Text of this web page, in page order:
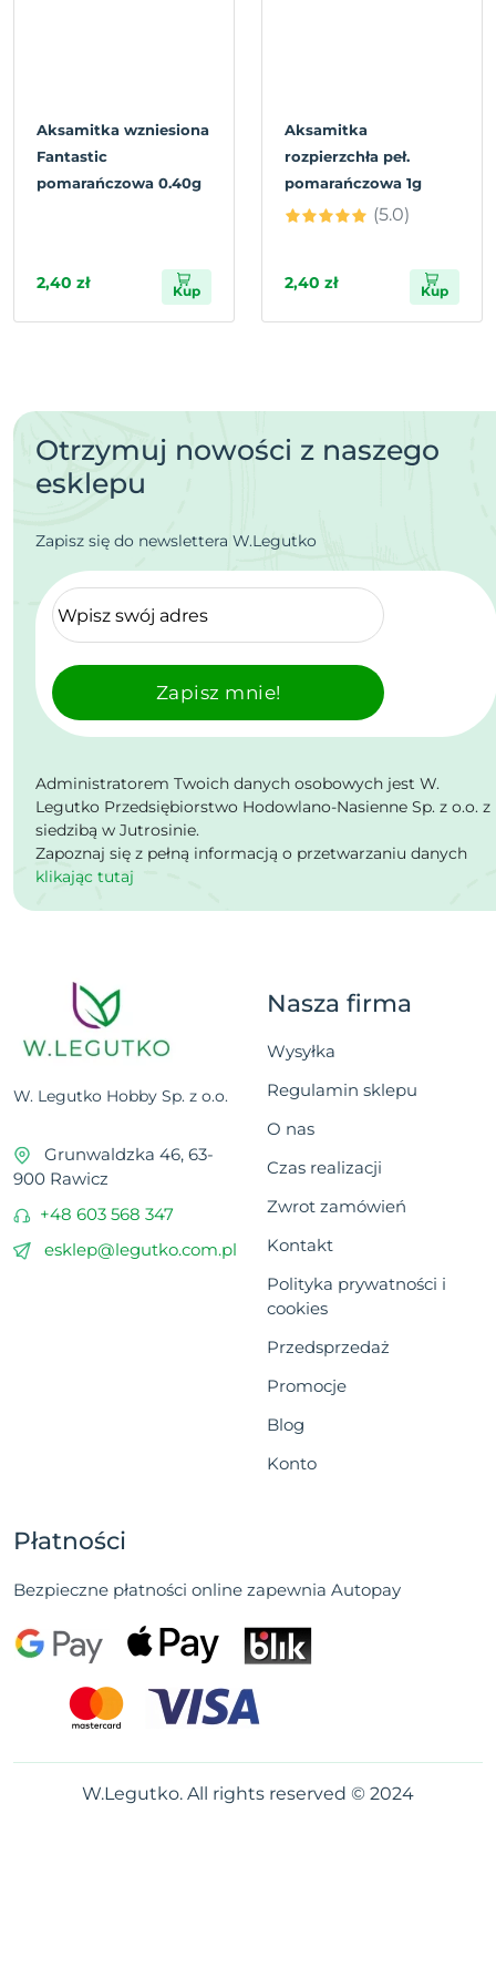
Aksamitka wzniesiona
Fantastic
pomarańczowa 0.40g
2,40 zł Kup
Aksamitka
rozpierzchła peł.
pomarańczowa 1g
(5.0)
2,40 zł Kup
Otrzymuj nowości z naszego
esklepu
Zapisz się do newslettera W.Legutko
Zapisz mnie!
Administratorem Twoich danych osobowych jest W.
Legutko Przedsiębiorstwo Hodowlano-Nasienne Sp. z o.o. z
siedzibą w Jutrosinie.
Zapoznaj się z pełną informacją o przetwarzaniu danych
klikając tutaj
W. Legutko Hobby Sp. z o.o.
Grunwaldzka 46, 63-
900 Rawicz
+48 603 568 347
esklep@legutko.com.pl
Nasza firma
Wysyłka
Regulamin sklepu
O nas
Czas realizacji
Zwrot zamówień
Kontakt
Polityka prywatności i
cookies
Przedsprzedaż
Promocje
Blog
Konto
Płatności
Bezpieczne płatności online zapewnia Autopay
W.Legutko. All rights reserved © 2024